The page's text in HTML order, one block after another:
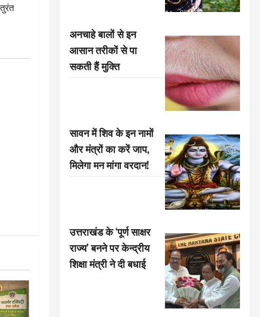
अनचाहे बालों से इन
आसान तरीकों से पा
सकती हैं मुक्ति
सावन में शिव के इन नामों
और मंत्रों का करें जाप,
मिलेगा मन मांगा वरदान!
उत्तराखंड के ‘पूर्ण साक्षर
राज्य’ बनने पर केन्द्रीय
शिक्षा मंत्री ने दी बधाई